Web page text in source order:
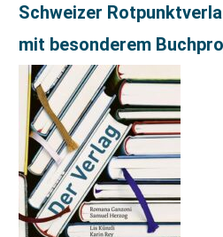
Schweizer
mit besonderem